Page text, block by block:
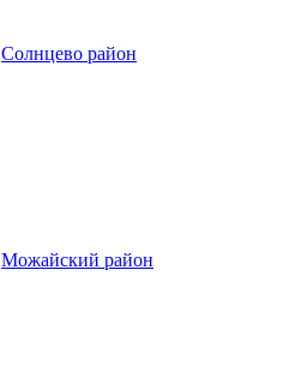
Солнцево район
Можайский район